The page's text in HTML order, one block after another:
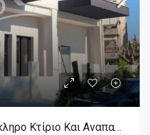
Αλαμάνας Πουλήθηκε Ολόκληρο Κτίριο Και Αναπαλαιώνεται